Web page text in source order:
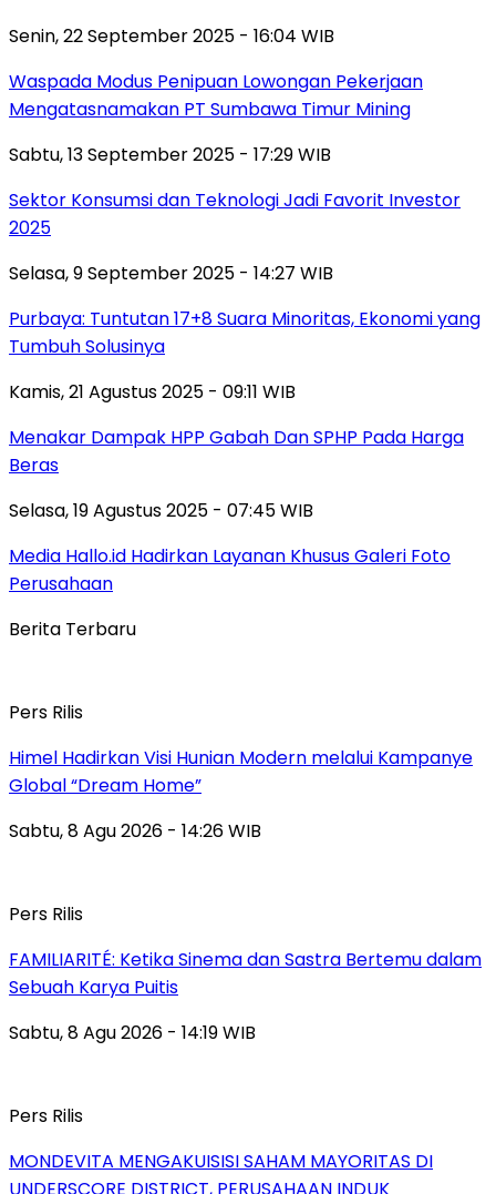
Senin, 22 September 2025 - 16:04 WIB
Waspada Modus Penipuan Lowongan Pekerjaan
Mengatasnamakan PT Sumbawa Timur Mining
Sabtu, 13 September 2025 - 17:29 WIB
Sektor Konsumsi dan Teknologi Jadi Favorit Investor
2025
Selasa, 9 September 2025 - 14:27 WIB
Purbaya: Tuntutan 17+8 Suara Minoritas, Ekonomi yang
Tumbuh Solusinya
Kamis, 21 Agustus 2025 - 09:11 WIB
Menakar Dampak HPP Gabah Dan SPHP Pada Harga
Beras
Selasa, 19 Agustus 2025 - 07:45 WIB
Media Hallo.id Hadirkan Layanan Khusus Galeri Foto
Perusahaan
Berita Terbaru
Pers Rilis
Himel Hadirkan Visi Hunian Modern melalui Kampanye
Global “Dream Home”
Sabtu, 8 Agu 2026 - 14:26 WIB
Pers Rilis
FAMILIARITÉ: Ketika Sinema dan Sastra Bertemu dalam
Sebuah Karya Puitis
Sabtu, 8 Agu 2026 - 14:19 WIB
Pers Rilis
MONDEVITA MENGAKUISISI SAHAM MAYORITAS DI